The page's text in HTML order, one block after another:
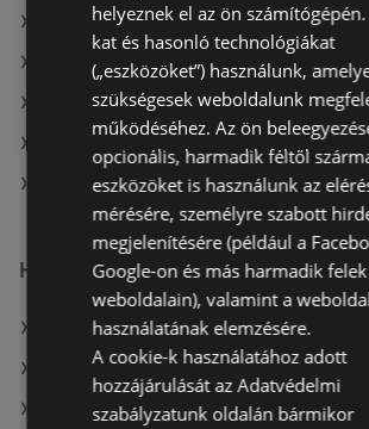
A(z) Rossmann aktuális akciós
A(z) Pingvin Patika aktuális akciós
A(z) Gyöngy Patikak aktuális akciós
A(z) dm aktuális akciós újságjai
A(z) goods market üzletei itt:
Hasonló kiskereskedők
A(z) Vianni ajánlatai
A(z) Douglas ajánlatai
A(z) dm ajánlatai
helyeznek el az ön
kat és hasonló technológiákat
(„eszközöket”) használunk,
szükségesek weboldalunk
működéséhez. Az ön
opcionális, harmadik féltől
eszközöket is használunk az
mérésére, személyre szabott
megjelenítésére (például a
Google-on és más harmadik felek
weboldalain), valamint a
használatának elemzésére.
A cookie-k használatához adott
hozzájárulását az Adatvédelmi
szabályzatunk oldalán bármikor